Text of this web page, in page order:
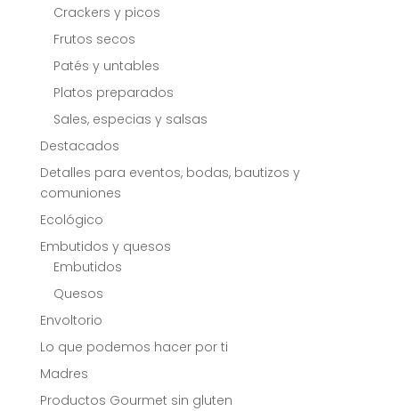
Crackers y picos
Frutos secos
Patés y untables
Platos preparados
Sales, especias y salsas
Destacados
Detalles para eventos, bodas, bautizos y
comuniones
Ecológico
Embutidos y quesos
Embutidos
Quesos
Envoltorio
Lo que podemos hacer por ti
Madres
Productos Gourmet sin gluten